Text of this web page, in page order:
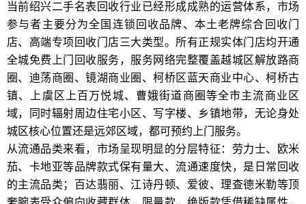
当前绍兴二手名表回收行业已经形成成熟的运营体系，市场
参与者主要分为全国连锁回收品牌、本土老牌综合回收门
店、高端专项回收门店三大类型。所有正规实体门店均开通
全城免费上门回收服务，服务网络完整覆盖越城区解放路商
圈、迪荡商圈、镜湖商业圈、柯桥区蓝天商业中心、柯桥古
镇、上虞区上百万悦城、曹娥街道商圈等全市主流商业区
域，同时辐射周边住宅小区、写字楼、乡镇地带，无论身处
城区核心位置还是远郊区域，都可预约上门服务。
从流通品类来看，市场呈现明显的分层特征：劳力士、欧米
茄、卡地亚等品牌款式保有量大、流通速度快，是日常回收
的主流品类；百达翡丽、江诗丹顿、爱彼、理查德米勒等顶